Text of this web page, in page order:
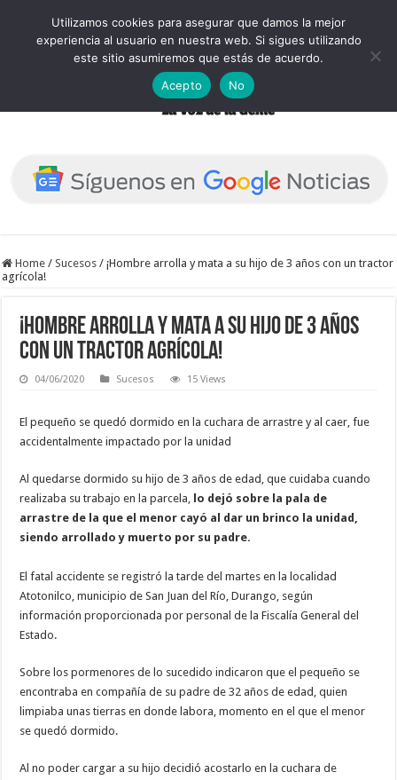
Home / Sucesos / ¡Hombre arrolla y mata a su hijo de 3 años con un tractor
agrícola!
¡Hombre arrolla y mata a su hijo de 3 años
con un tractor agrícola!
04/06/2020 Sucesos 15 Views
El pequeño se quedó dormido en la cuchara de arrastre y al caer, fue
accidentalmente impactado por la unidad
Al quedarse dormido su hijo de 3 años de edad, que cuidaba cuando
realizaba su trabajo en la parcela, lo dejó sobre la pala de
arrastre de la que el menor cayó al dar un brinco la unidad,
siendo arrollado y muerto por su padre.
El fatal accidente se registró la tarde del martes en la localidad
Atotonilco, municipio de San Juan del Río, Durango, según
información proporcionada por personal de la Fiscalía General del
Estado.
Sobre los pormenores de lo sucedido indicaron que el pequeño se
encontraba en compañía de su padre de 32 años de edad, quien
limpiaba unas tierras en donde labora, momento en el que el menor
se quedó dormido.
Al no poder cargar a su hijo decidió acostarlo en la cuchara de
Utilizamos cookies para asegurar que damos la mejor
experiencia al usuario en nuestra web. Si sigues utilizando
este sitio asumiremos que estás de acuerdo.
Acepto
No